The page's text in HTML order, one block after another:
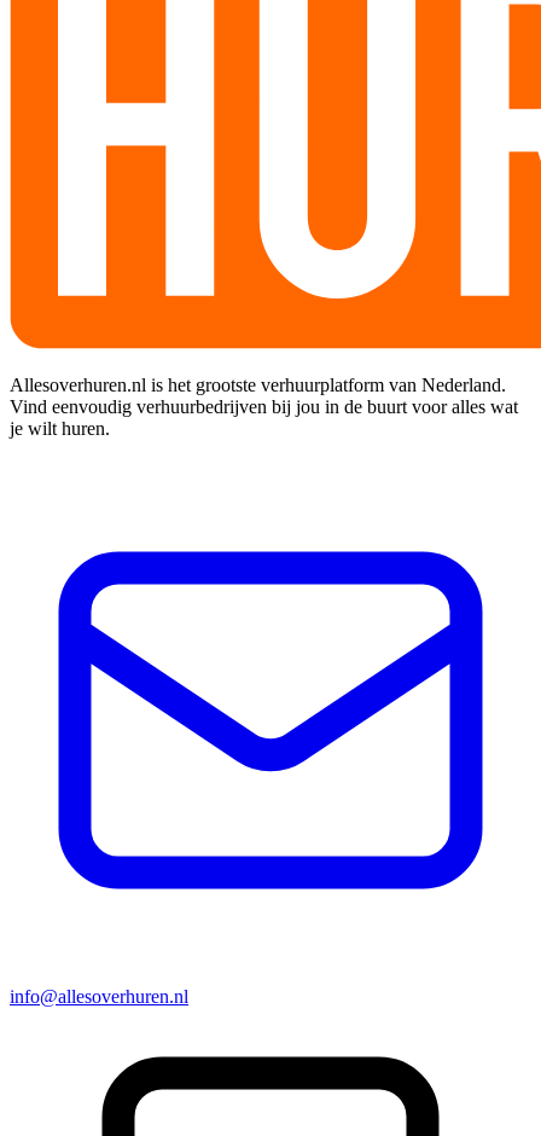
Allesoverhuren.nl is het grootste verhuurplatform van Nederland.
Vind eenvoudig verhuurbedrijven bij jou in de buurt voor alles wat
je wilt huren.
info@allesoverhuren.nl